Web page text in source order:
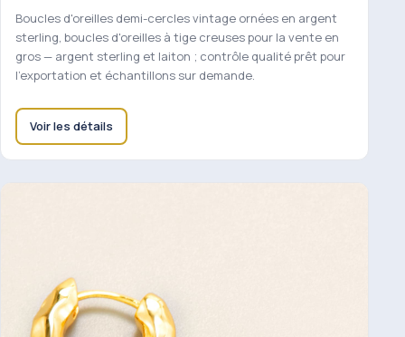
Boucles d'oreilles demi-cercles vintage ornées en argent
sterling, boucles d'oreilles à tige creuses pour la vente en
gros — argent sterling et laiton ; contrôle qualité prêt pour
l'exportation et échantillons sur demande.
Voir les détails